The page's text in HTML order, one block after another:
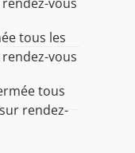
tous les
vous
tous
rendez-